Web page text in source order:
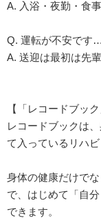
A. 入浴・夜勤・食
Q. 運転が不安です…
A. 送迎は最初は先
【「レコードブッ
レコードブックは
て入っているリハビ
身体の健康だけで
で、はじめて「自
できます。